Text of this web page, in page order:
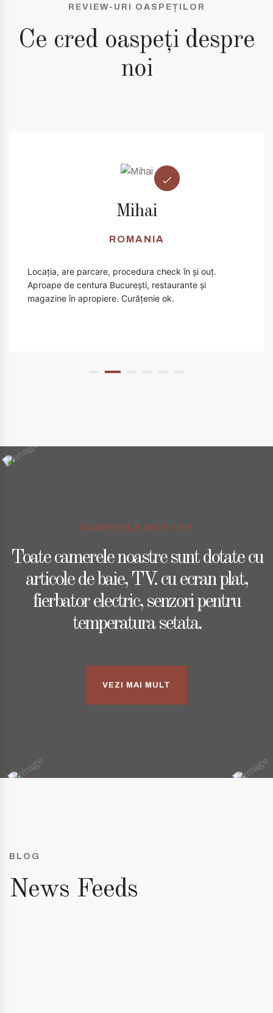
REVIEW-URI OASPEȚILOR
Ce cred oaspeți despre
noi
Mihai
ROMANIA
Locația, are parcare, procedura check în și ouț.
Aproape de centura București, restaurante și
magazine în apropiere. Curățenie ok.
CAMERELE NOSTRE
Toate camerele noastre sunt dotate cu
articole de baie, TV. cu ecran plat,
fierbator electric, senzori pentru
temperatura setata.
VEZI MAI MULT
BLOG
News Feeds